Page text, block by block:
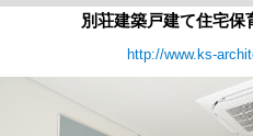
別荘建築戸建て住宅保
http://www.ks-